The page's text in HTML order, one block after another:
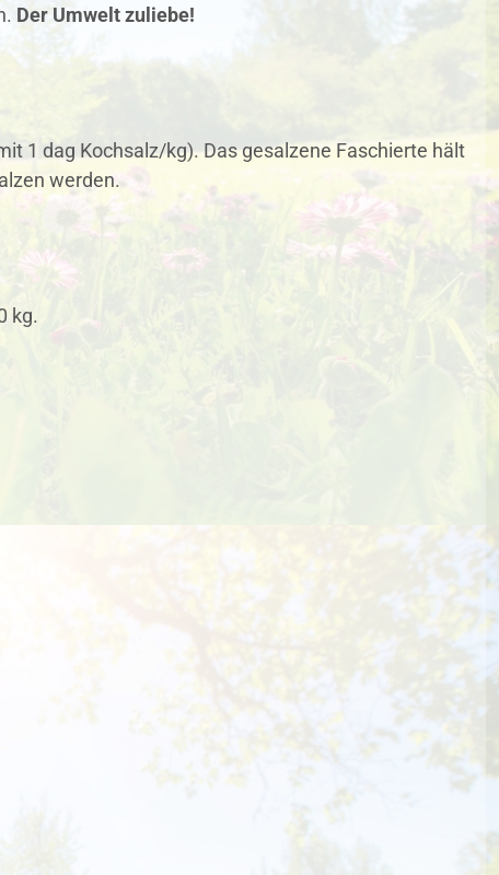
Der Umwelt zuliebe!
1 dag Kochsalz/kg). Das gesalzene Faschierte hält
werden.
kg.